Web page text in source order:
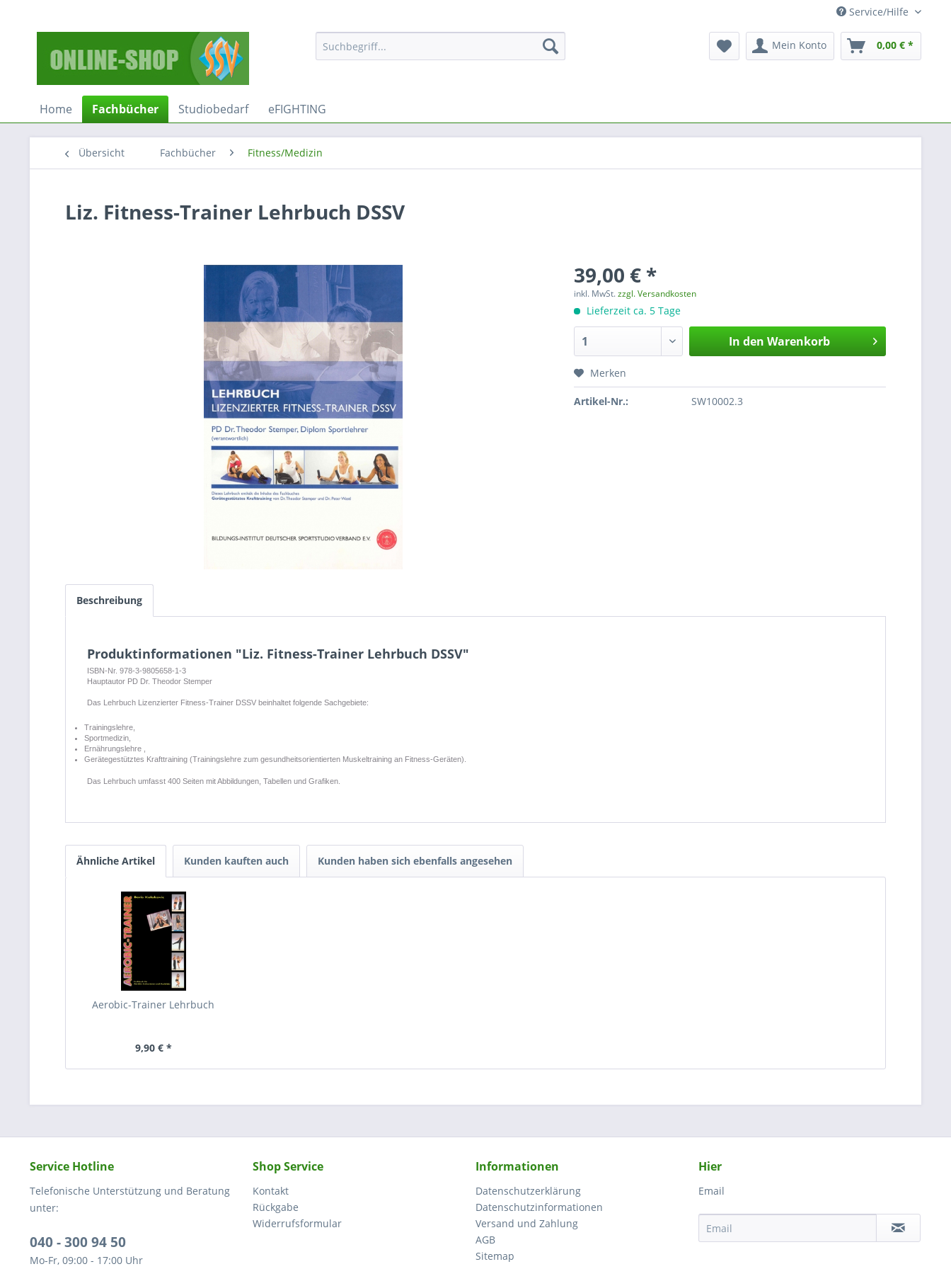
Service/Hilfe
Mein Konto 0,00 € *
Home Fachbücher Studiobedarf eFIGHTING
Übersicht Fachbücher Fitness/Medizin
Liz. Fitness-Trainer Lehrbuch DSSV
39,00 € *
inkl. MwSt.zzgl. Versandkosten
Lieferzeit ca. 5 Tage
In den Warenkorb
Merken
Artikel-Nr.: SW10002.3
Beschreibung
Produktinformationen "Liz. Fitness-Trainer Lehrbuch DSSV"
ISBN-Nr. 978-3-9805658-1-3
Hauptautor PD Dr. Theodor Stemper
Das Lehrbuch Lizenzierter Fitness-Trainer DSSV beinhaltet folgende Sachgebiete:
Trainingslehre,
Sportmedizin,
Ernährungslehre ,
Gerätegestütztes Krafttraining (Trainingslehre zum gesundheitsorientierten Muskeltraining an Fitness-Geräten).
Das Lehrbuch umfasst 400 Seiten mit Abbildungen, Tabellen und Grafiken.
Ähnliche Artikel Kunden kauften auch Kunden haben sich ebenfalls angesehen
Aerobic-Trainer Lehrbuch
9,90 € *
Service Hotline
Telefonische Unterstützung und Beratung
unter:
040 - 300 94 50
Mo-Fr, 09:00 - 17:00 Uhr
Shop Service
Kontakt
Rückgabe
Widerrufsformular
Informationen
Datenschutzerklärung
Datenschutzinformationen
Versand und Zahlung
AGB
Sitemap
Hier
Email